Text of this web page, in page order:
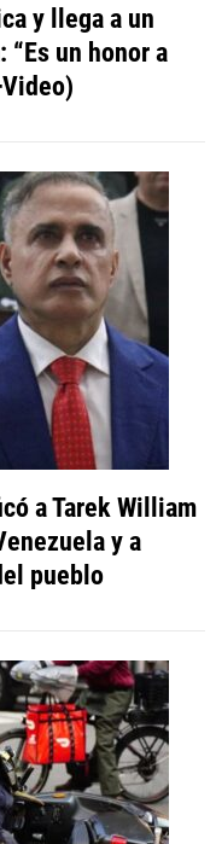
y llega a un
un honor a
a Tarek William
y a
pueblo